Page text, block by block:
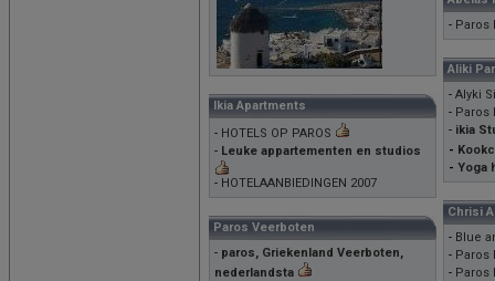
Ikia Apartments
- HOTELS OP PAROS
- Leuke appartementen en studios
- HOTELAANBIEDINGEN 2007
Paros Veerboten
- paros, Griekenland Veerboten,
nederlandsta
- Paros
Aliki
- Alyki
- Paros
- ikia
-
- Yoga
Chrisi
- Blue
- Paros
- Paros